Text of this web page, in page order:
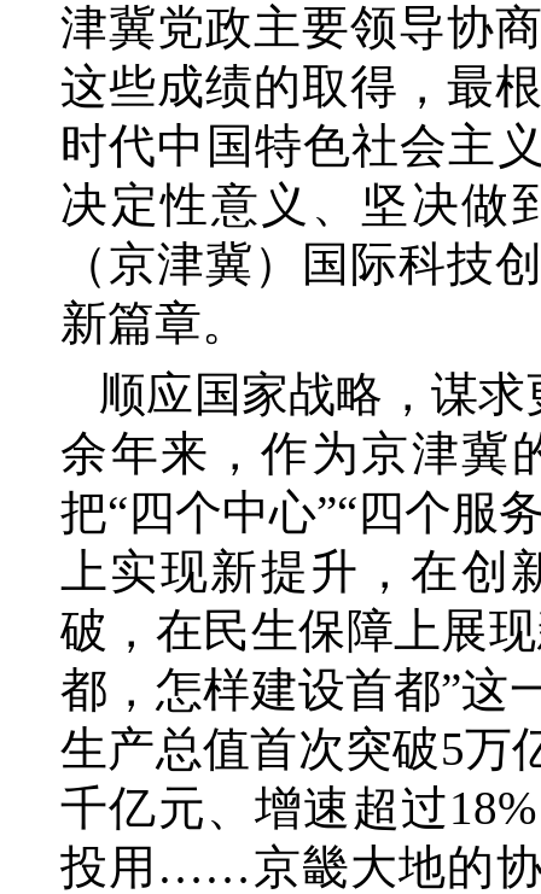
津冀党政主要领导协
这些成绩的取得，最
时代中国特色社会主
决定性意义、坚决做
（京津冀）国际科技
新篇章。
顺应国家战略，谋
余年来，作为京津冀
把“四个中心”“四个服
上实现新提升，在
破，在民生保障上展
都，怎样建设首都”这
生产总值首次突破5万
千亿元、增速超过
投用……京畿大地的协